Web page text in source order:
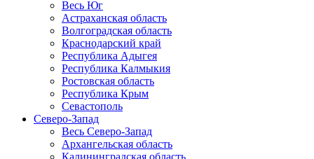
Весь Юг
Астраханская область
Волгоградская область
Краснодарский край
Республика Адыгея
Республика Калмыкия
Ростовская область
Республика Крым
Севастополь
Северо-Запад
Весь Северо-Запад
Архангельская область
Калининградская область